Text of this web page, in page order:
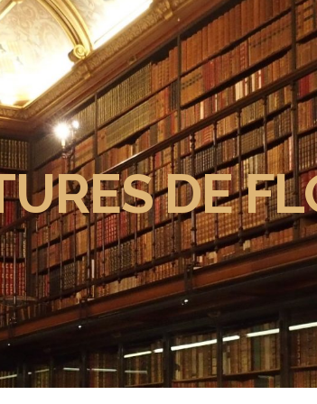
DE